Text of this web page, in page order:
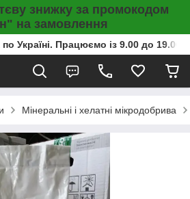
знижку за промокодом
на замовлення
Україні. Працюємо із 9.00 до
Мінеральні і хелатні мікродобрива